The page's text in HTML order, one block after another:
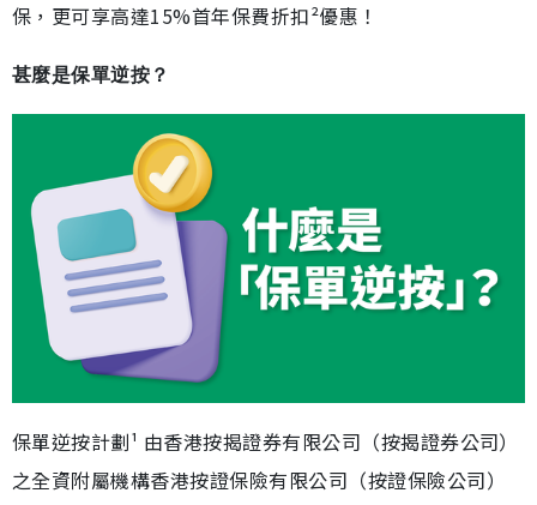
保，更可享高達15%首年保費折扣²優惠！
甚麼是保單逆按？
保單逆按計劃¹ 由香港按揭證券有限公司（按揭證券公司）
之全資附屬機構香港按證保險有限公司（按證保險公司）